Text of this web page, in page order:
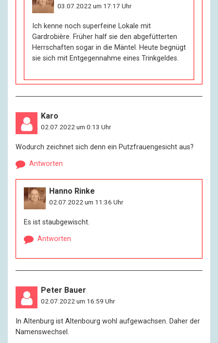
03.07.2022 um 17:17 Uhr
Ich kenne noch superfeine Lokale mit
Gardrobière. Früher half sie den abgefütterten
Herrschaften sogar in die Mäntel. Heute begnügt
sie sich mit Entgegennahme eines Trinkgeldes.
Karo
02.07.2022 um 0:13 Uhr
Wodurch zeichnet sich denn ein Putzfrauengesicht aus?
Antworten
Hanno Rinke
02.07.2022 um 11:36 Uhr
Es ist staubgewischt.
Antworten
Peter Bauer
02.07.2022 um 16:59 Uhr
In Altenburg ist Altenbourg wohl aufgewachsen. Daher der
Namenswechsel.